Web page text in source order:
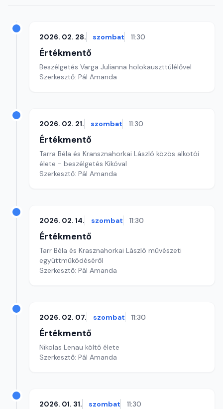
2026. 02. 28. szombat 11:30
Értékmentő
Beszélgetés Varga Julianna holokauszttúlélővel
Szerkesztő: Pál Amanda
2026. 02. 21. szombat 11:30
Értékmentő
Tarra Béla és Kransznahorkai László közös alkotói
élete - beszélgetés Kikóval
Szerkesztő: Pál Amanda
2026. 02. 14. szombat 11:30
Értékmentő
Tarr Béla és Krasznahorkai László művészeti
együttműködéséről
Szerkesztő: Pál Amanda
2026. 02. 07. szombat 11:30
Értékmentő
Nikolas Lenau költő élete
Szerkesztő: Pál Amanda
2026. 01. 31. szombat 11:30